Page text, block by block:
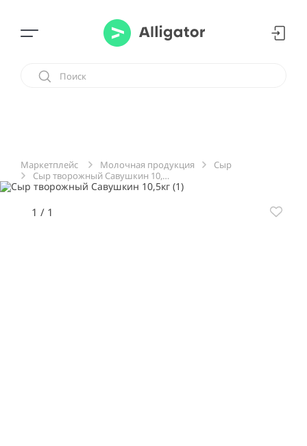
Маркетплейс Молочная продукция
Сыр
Сыр творожный Савушкин 10,5кг
1 / 1